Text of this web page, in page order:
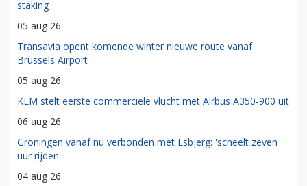
staking
05 aug 26
Transavia opent komende winter nieuwe route vanaf
Brussels Airport
05 aug 26
KLM stelt eerste commerciële vlucht met Airbus A350-900 uit
06 aug 26
Groningen vanaf nu verbonden met Esbjerg: 'scheelt zeven
uur rijden'
04 aug 26